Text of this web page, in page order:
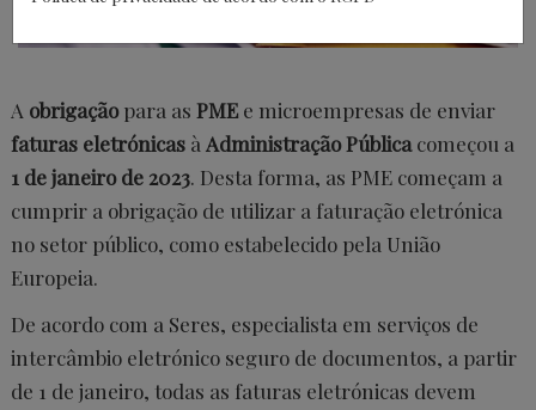
A obrigaçãopara as PME e microempresas de enviar
faturas eletrónicas à Administração Públicacomeçou a
1 de janeiro de 2023. Desta forma, as PME começam a
cumprir a obrigação de utilizar a faturação eletrónica
no setor público, como estabelecido pela União
Europeia.
De acordo com a Seres, especialista em serviços de
intercâmbio eletrónico seguro de documentos, a partir
de 1 de janeiro, todas as faturas eletrónicas devem